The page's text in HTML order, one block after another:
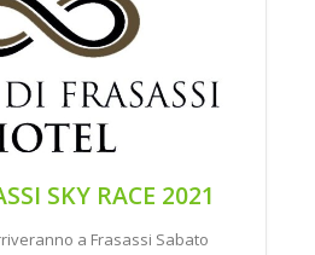
SKY RACE 2021
a Frasassi Sabato